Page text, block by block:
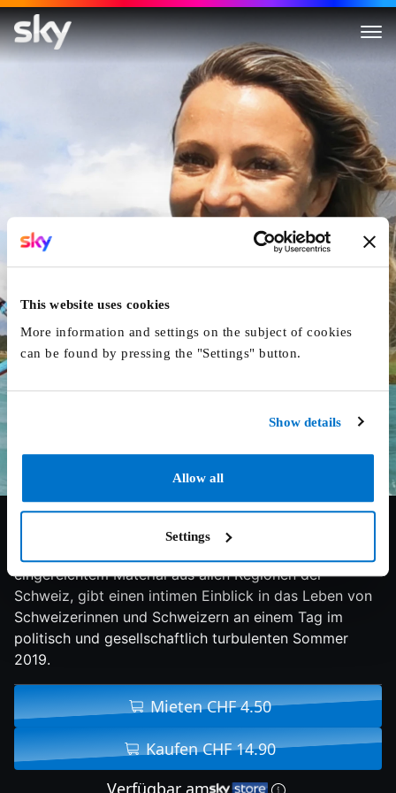
This website uses cookies
More information and settings on the subject of cookies
can be found by pressing the "Settings" button.
Show details
Allow all
Settings
Switzerlanders
3.2/10 2020 82 min Doku
eingereichtem Material aus allen Regionen der
Schweiz, gibt einen intimen Einblick in das Leben von
Schweizerinnen und Schweizern an einem Tag im
politisch und gesellschaftlich turbulenten Sommer
2019.
Mieten CHF 4.50
Kaufen CHF 14.90
Verfügbar am